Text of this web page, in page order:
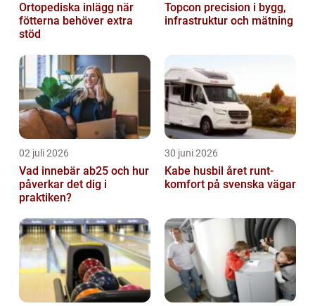
Ortopediska inlägg när
fötterna behöver extra
stöd
Topcon precision i bygg,
infrastruktur och mätning
02 juli 2026
Vad innebär ab25 och hur
påverkar det dig i
praktiken?
30 juni 2026
Kabe husbil året runt-
komfort på svenska vägar